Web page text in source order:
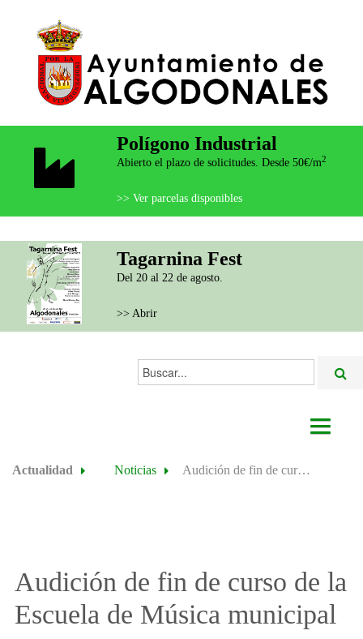
Polígono Industrial
Abierto el plazo de solicitudes. Desde 50€/m2
>> Ver parcelas disponibles
Tagarnina Fest
Del 20 al 22 de agosto.
>> Abrir
Buscar...
AYUNTAMIENTO
Actualidad Noticias Audición de fin de curso de la Escuela de Música municipal
Audición de fin de curso de la
Escuela de Música municipal